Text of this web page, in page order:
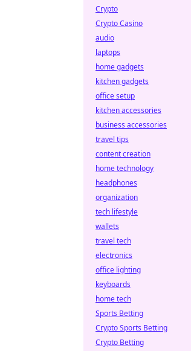
Crypto
Crypto Casino
audio
laptops
home gadgets
kitchen gadgets
office setup
kitchen accessories
business accessories
travel tips
content creation
home technology
headphones
organization
tech lifestyle
wallets
travel tech
electronics
office lighting
keyboards
home tech
Sports Betting
Crypto Sports Betting
Crypto Betting